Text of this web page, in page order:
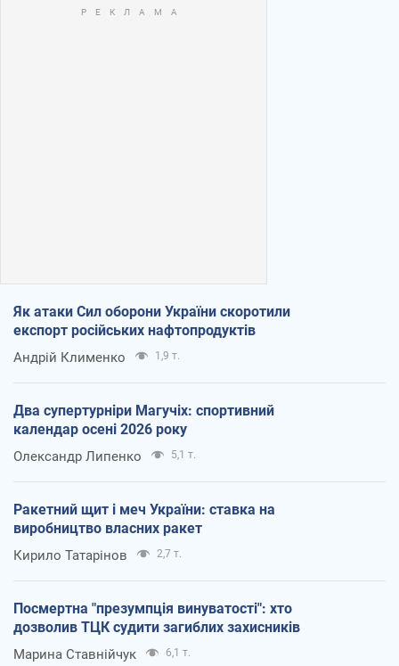
Як атаки Сил оборони України скоротили
експорт російських нафтопродуктів
Андрій Клименко 1,9 т.
Два супертурніри Магучіх: спортивний
календар осені 2026 року
Олександр Липенко 5,1 т.
Ракетний щит і меч України: ставка на
виробництво власних ракет
Кирило Татарінов 2,7 т.
Посмертна "презумпція винуватості": хто
дозволив ТЦК судити загиблих захисників
Марина Ставнійчук 6,1 т.